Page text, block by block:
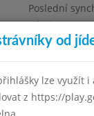
Poslední
Pátek
Omezení
Libavá,
od
lze využít
z https://